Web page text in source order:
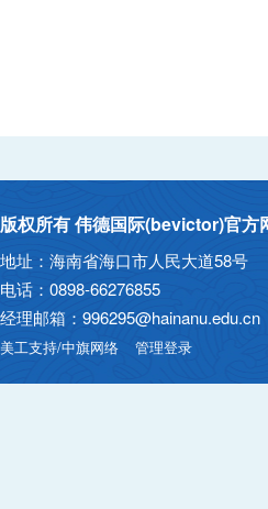
版权所有 伟德国际(bevictor)官方
地址：海南省海口市人民大道58号
电话：0898-66276855
经理邮箱：
美工支持/中旗网络 管理登录